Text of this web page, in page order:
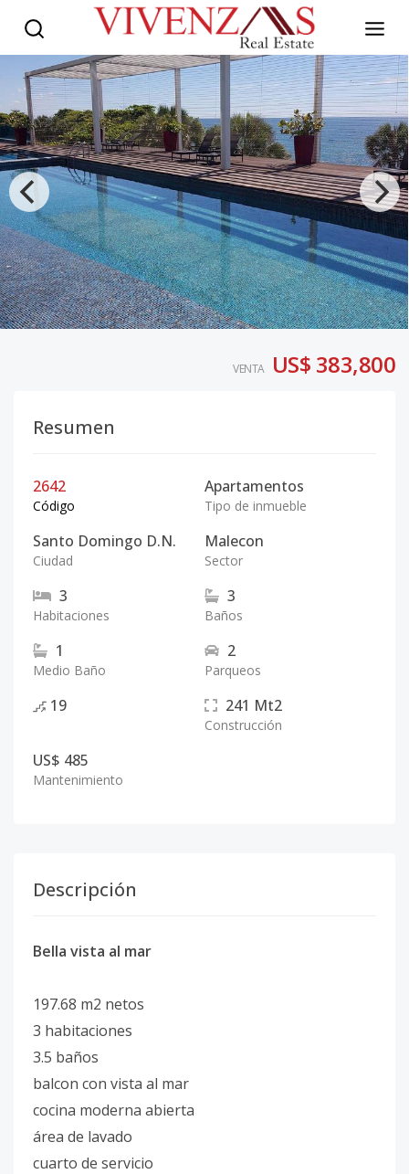
VENTA US$ 383,800
Resumen
2642
Código
Apartamentos
Tipo de inmueble
Santo Domingo D.N.
Ciudad
Malecon
Sector
3
Habitaciones
3
Baños
1
Medio Baño
2
Parqueos
19 241 Mt2
Construcción
US$ 485
Mantenimiento
Descripción
Bella vista al mar
197.68 m2 netos
3 habitaciones
3.5 baños
balcon con vista al mar
cocina moderna abierta
área de lavado
cuarto de servicio